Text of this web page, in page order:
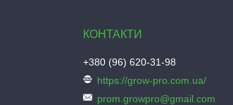
+380 (96) 620-31-98
https://grow-pro.com.ua/
prom.growpro@gmail.com